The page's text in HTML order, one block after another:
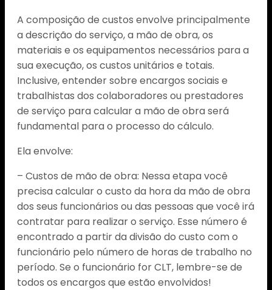
A composição de custos envolve principalmente
a descrição do serviço, a mão de obra, os
materiais e os equipamentos necessários para a
sua execução, os custos unitários e totais.
Inclusive, entender sobre encargos sociais e
trabalhistas dos colaboradores ou prestadores
de serviço para calcular a mão de obra será
fundamental para o processo do cálculo.
Ela envolve:
– Custos de mão de obra: Nessa etapa você
precisa calcular o custo da hora da mão de obra
dos seus funcionários ou das pessoas que você irá
contratar para realizar o serviço. Esse número é
encontrado a partir da divisão do custo com o
funcionário pelo número de horas de trabalho no
período. Se o funcionário for CLT, lembre-se de
todos os encargos que estão envolvidos!